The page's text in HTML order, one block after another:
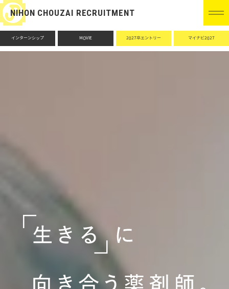
NIHON CHOUZAI RECRUITMENT
インターンシップ MOVIE 2027卒エントリー マイナビ2027